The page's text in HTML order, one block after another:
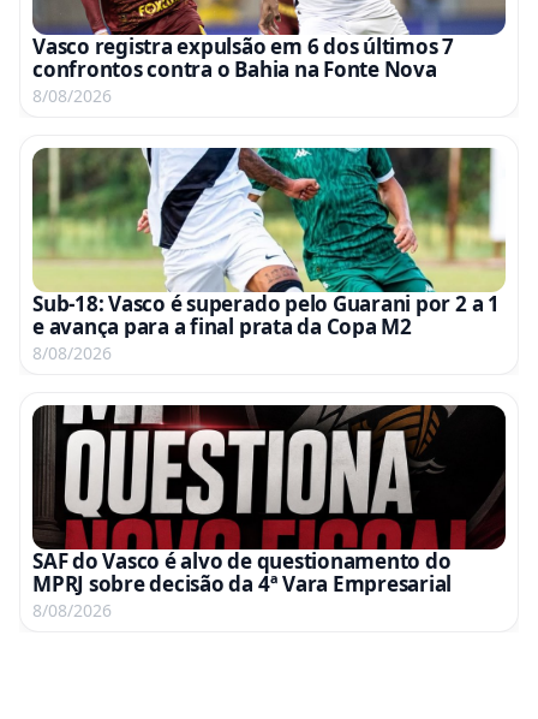
Vasco registra expulsão em 6 dos últimos 7
confrontos contra o Bahia na Fonte Nova
8/08/2026
Sub-18: Vasco é superado pelo Guarani por 2 a 1
e avança para a final prata da Copa M2
8/08/2026
SAF do Vasco é alvo de questionamento do
MPRJ sobre decisão da 4ª Vara Empresarial
8/08/2026